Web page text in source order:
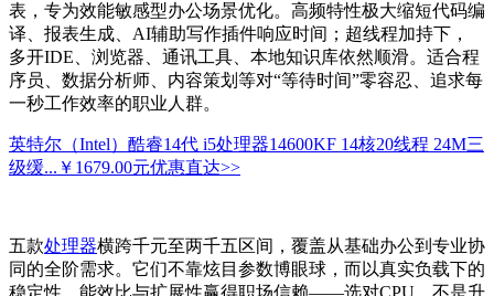
表，专为效能敏感型办公场景优化。高频特性极大缩短代码编
译、报表生成、AI辅助写作插件响应时间；超线程加持下，
多开IDE、浏览器、通讯工具、本地知识库依然顺滑。适合程
序员、数据分析师、内容策划等对“等待时间”零容忍、追求每
一秒工作效率的职业人群。
英特尔（Intel）酷睿14代 i5处理器14600KF 14核20线程 24M三
级缓... ￥1679.00元优惠直达>>
五款处理器横跨千元至两千五区间，覆盖从基础办公到专业协
同的全阶需求。它们不靠炫目参数博眼球，而以真实负载下的